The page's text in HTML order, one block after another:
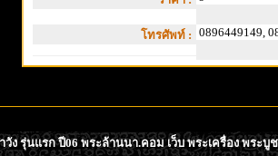
โทรศัพท์ : 0896449149,
วัง รุ่นแรก ปี06 พระล้านนา.คอม เว็บ พระเครื่อง พระ